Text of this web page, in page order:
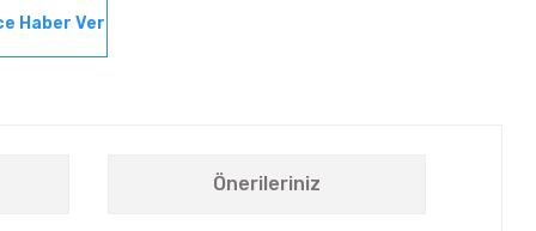
Haber Ver
Önerileriniz